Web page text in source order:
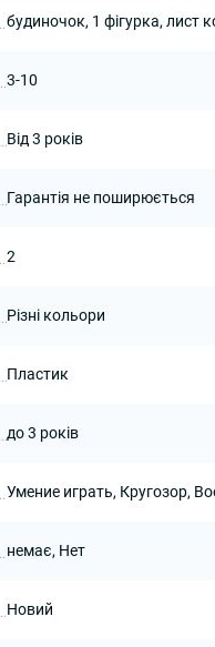
будиночок, 1 фігурка, лист
3-10
Від 3 років
Гарантія не поширюється
2
Різні кольори
Пластик
до 3 років
Умение играть, Кругозор,
немає, Нет
Новий